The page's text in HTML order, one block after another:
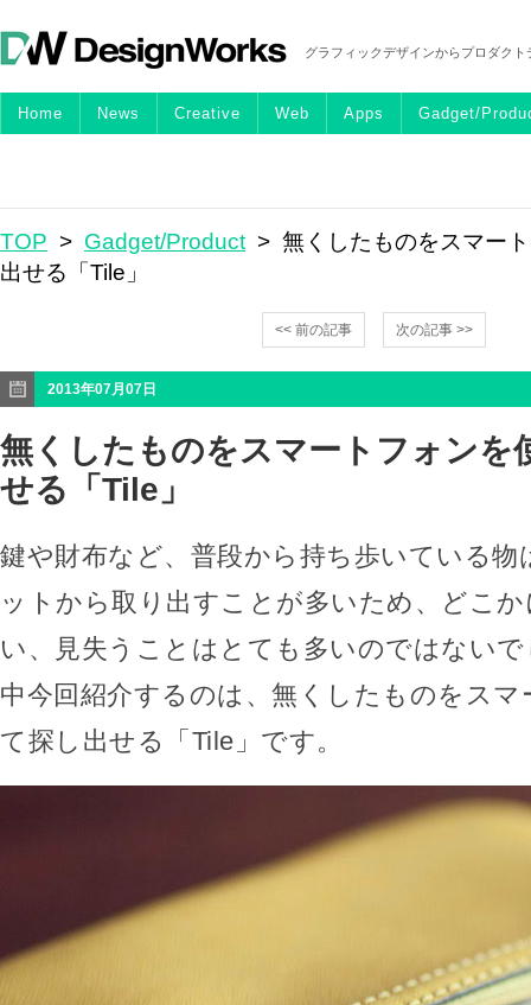
グラフィックデザインからプロダク
Home News Creative Web Apps Gadget/
TOP > Gadget/Product > 無くしたものをスマー
出せる「Tile」
<< 前の記事 次の記事 >>
2013年07月07日
無くしたものをスマートフォンを
せる「Tile」
鍵や財布など、普段から持ち歩いている
ットから取り出すことが多いため、どこ
い、見失うことはとても多いのではない
中今回紹介するのは、無くしたものをス
て探し出せる「Tile」です。